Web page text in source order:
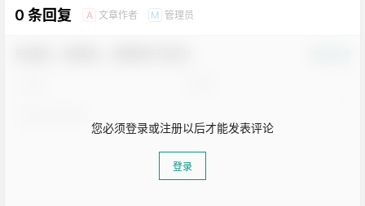
0 条回复 A 文章作者 M 管理员
您必须登录或注册以后才能发表评论
登录